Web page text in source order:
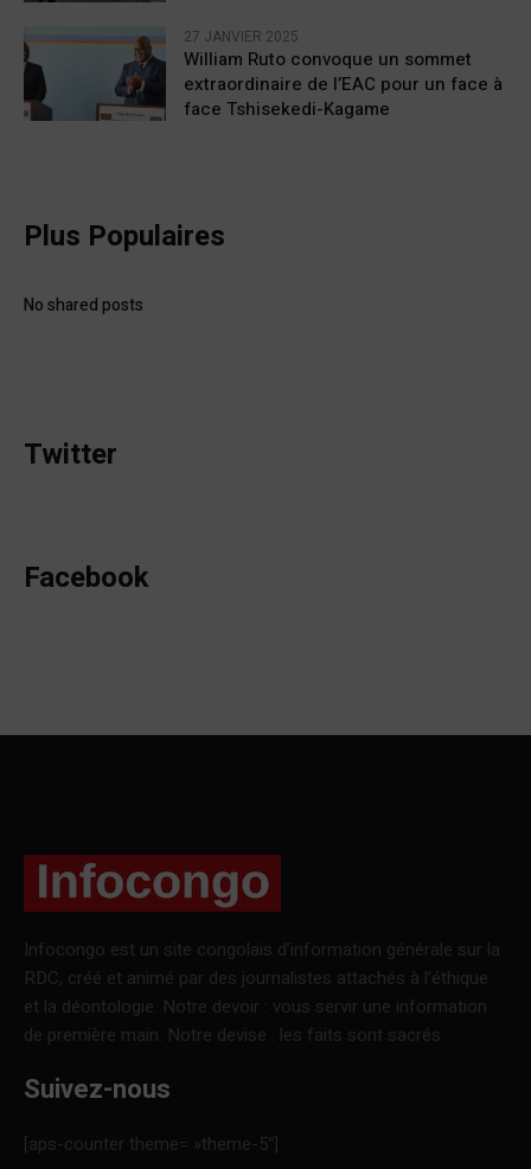
27 JANVIER 2025
William Ruto convoque un sommet
extraordinaire de l’EAC pour un face à
face Tshisekedi-Kagame
Plus Populaires
No shared posts
Twitter
Facebook
Infocongo est un site congolais d’information générale sur la
RDC, créé et animé par des journalistes attachés à l’éthique
et la déontologie. Notre devoir : vous servir une information
de première main. Notre devise : les faits sont sacrés.
Suivez-nous
[aps-counter theme= »theme-5″]